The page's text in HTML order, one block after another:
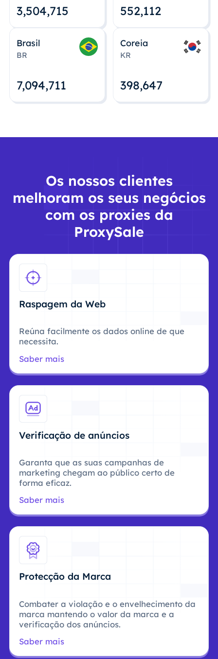
3,504,715 552,112
Brasil
BR
7,094,712
Coreia
KR
398,648
Os nossos clientes
melhoram os seus negócios
com os proxies da
ProxySale
Raspagem da Web
Reúna facilmente os dados online de que
necessita.
Saber mais
Verificação de anúncios
Garanta que as suas campanhas de
marketing chegam ao público certo de
forma eficaz.
Saber mais
Protecção da Marca
Combater a violação e o envelhecimento da
marca mantendo o valor da marca e a
verificação dos anúncios.
Saber mais